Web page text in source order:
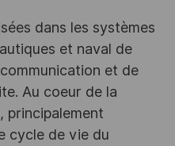
dans les systèmes
et naval de
et de
Au coeur de la
principalement
cycle de vie du